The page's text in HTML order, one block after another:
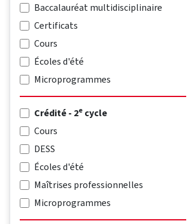
Baccalauréat multidisciplinaire
Certificats
Cours
Écoles d'été
Microprogrammes
Crédité - 2e cycle
Cours
DESS
Écoles d'été
Maîtrises professionnelles
Microprogrammes